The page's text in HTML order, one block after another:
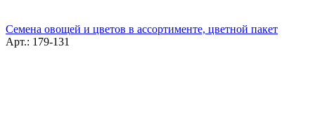
Семена овощей и цветов в ассортименте, цветной пакет
Арт.: 179-131